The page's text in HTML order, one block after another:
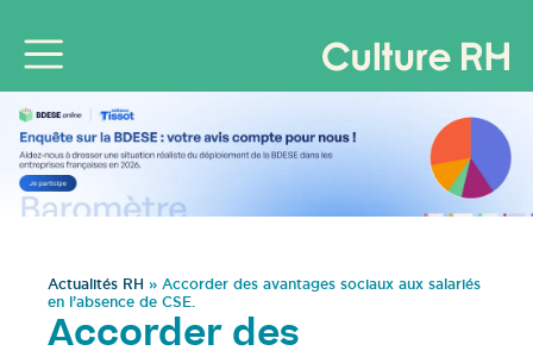
Actualités RH » Accorder des avantages sociaux aux salariés
en l’absence de CSE.
Accorder des